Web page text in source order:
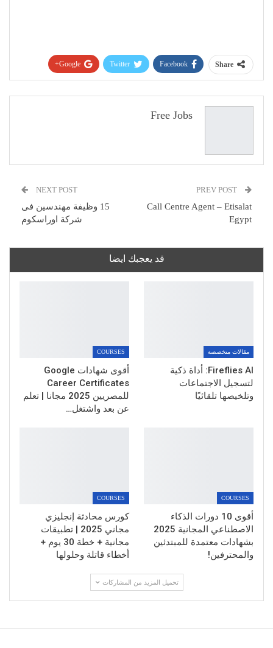
Share
Facebook
Twitter
Google+
البريد الإلكتروني
Free Jobs
Call Centre Agent – Etisalat
Egypt
NEXT POST
15 وظيفة مهندسين فى
شركة اوراسكوم
قد يعجبك ايضا
مقالات متخصصة
Fireflies AI: أداة ذكية
لتسجيل الاجتماعات
وتلخيصها تلقائيًا
COURSES
أقوى شهادات Google
Career Certificates
للمصريين 2025 مجانا | تعلم
عن بعد واشتغل…
COURSES
أقوى 10 دورات الذكاء
الاصطناعي المجانية 2025
بشهادات معتمدة للمبتدئين
والمحترفين!
COURSES
كورس محادثة إنجليزي
مجاني 2025 | تطبيقات
مجانية + خطة 30 يوم +
أخطاء قاتلة وحلولها
تحميل المزيد من المشاركات